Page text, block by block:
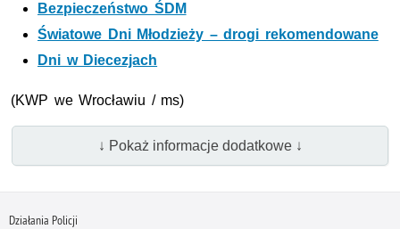
Bezpieczeństwo ŚDM
Światowe Dni Młodzieży – drogi rekomendowane
Dni w Diecezjach
(KWP we Wrocławiu / ms)
↓ Pokaż informacje dodatkowe ↓
Działania Policji